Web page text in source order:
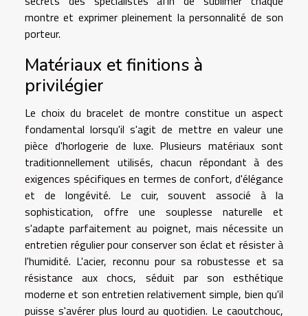
montre et exprimer pleinement la personnalité de son
porteur.
Matériaux et finitions à
privilégier
Le choix du bracelet de montre constitue un aspect
fondamental lorsqu'il s'agit de mettre en valeur une
pièce d'horlogerie de luxe. Plusieurs matériaux sont
traditionnellement utilisés, chacun répondant à des
exigences spécifiques en termes de confort, d'élégance
et de longévité. Le cuir, souvent associé à la
sophistication, offre une souplesse naturelle et
s'adapte parfaitement au poignet, mais nécessite un
entretien régulier pour conserver son éclat et résister à
l'humidité. L'acier, reconnu pour sa robustesse et sa
résistance aux chocs, séduit par son esthétique
moderne et son entretien relativement simple, bien qu'il
puisse s'avérer plus lourd au quotidien. Le caoutchouc,